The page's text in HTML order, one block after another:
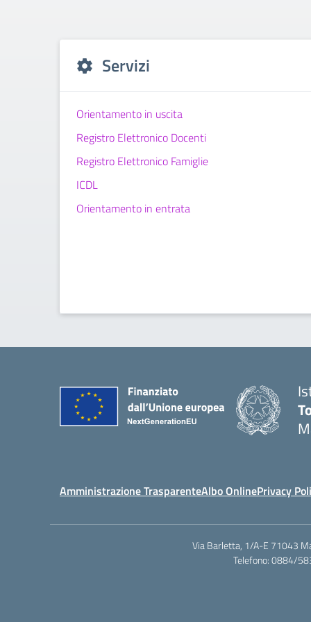
Servizi
Orientamento in uscita
Registro Elettronico Docenti
Registro Elettronico Famiglie
ICDL
Orientamento in entrata
Amministrazione TrasparenteAlbo OnlinePrivacy
Via Barletta, 1/A-E 71043
Telefono: 0884/